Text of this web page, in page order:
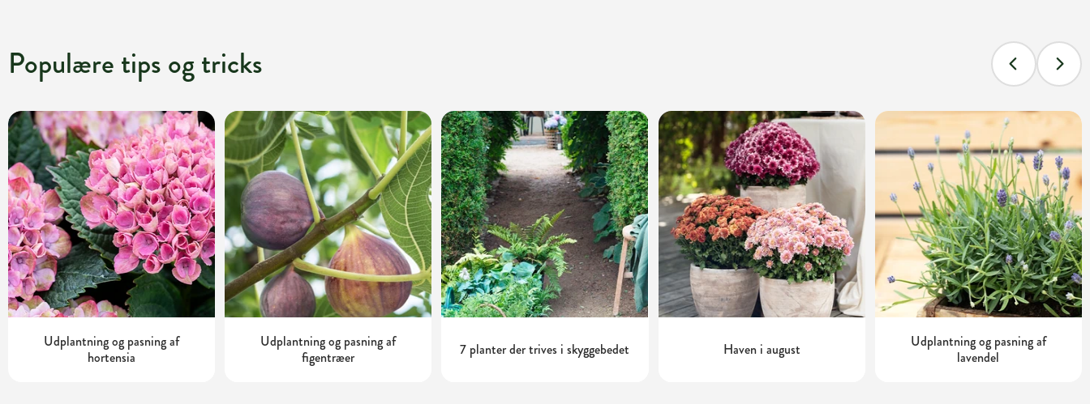
Populære tips og tricks
Udplantning og pasning af
hortensia
Udplantning og pasning af
figentræer
7 planter der trives i skyggebedet Haven i august
Udplantning og pasning af
lavendel